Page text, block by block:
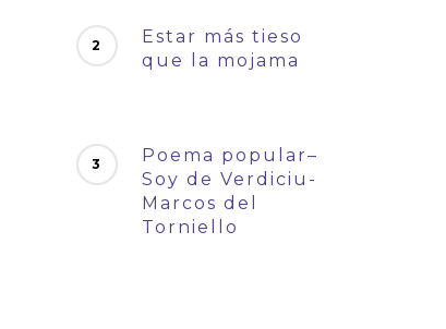
Estar más tieso
que la mojama
Poema popular–
Soy de Verdiciu-
Marcos del
Torniello